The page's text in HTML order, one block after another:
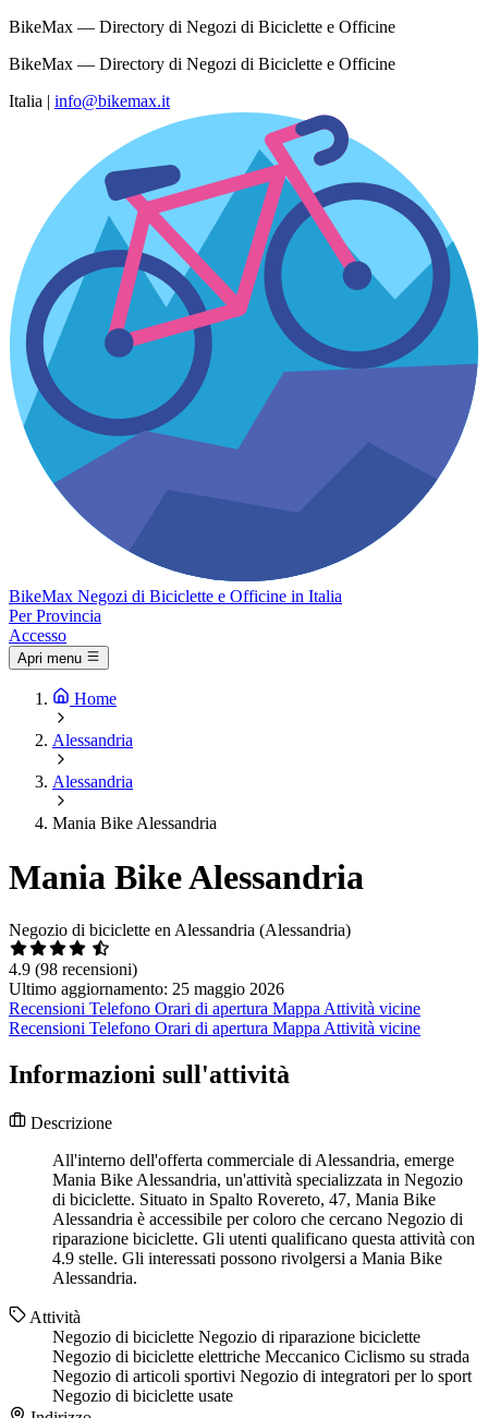
BikeMax — Directory di Negozi di Biciclette e Officine
BikeMax — Directory di Negozi di Biciclette e Officine
Italia | info@bikemax.it
BikeMax Negozi di Biciclette e Officine in Italia
Per Provincia
Accesso
Apri menu
Home
Alessandria
Alessandria
Mania Bike Alessandria
Mania Bike Alessandria
Negozio di biciclette en Alessandria (Alessandria)
4.9 (98 recensioni)
Ultimo aggiornamento: 25 maggio 2026
Recensioni Telefono Orari di apertura Mappa Attività vicine
Recensioni Telefono Orari di apertura Mappa Attività vicine
Informazioni sull'attività
Descrizione
All'interno dell'offerta commerciale di Alessandria, emerge
Mania Bike Alessandria, un'attività specializzata in Negozio
di biciclette. Situato in Spalto Rovereto, 47, Mania Bike
Alessandria è accessibile per coloro che cercano Negozio di
riparazione biciclette. Gli utenti qualificano questa attività con
4.9 stelle. Gli interessati possono rivolgersi a Mania Bike
Alessandria.
Attività
Negozio di biciclette Negozio di riparazione biciclette
Negozio di biciclette elettriche Meccanico Ciclismo su strada
Negozio di articoli sportivi Negozio di integratori per lo sport
Negozio di biciclette usate